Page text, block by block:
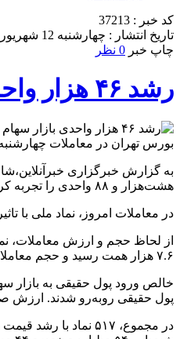
کد خبر : 37213
تاریخ انتشار : چهارشنبه 12 شهریور 1404 - 17:31
چاپ خبر 0 نظر
رشد ۴۶ هزار واحدی بازار سهام
بورس تهران در معاملات چهارشنبه ۱۲ شهریور با رشد قابل توجه همراه شد؛ شاخص کل بیش از ۴۶ هزار واحد افزایش یافت و دوباره به کانال دو میلیون و ۵۰۰ هزار واحدی
هشت‌هزار و ۸۸ واحدی را تجربه کرد و به رقم ۷۷۳ هزار واحد دست یافت.
در معاملات امروز، نماد ملی با
۷.۶ هزار همت رسید و حجم معاملات امروز به ۵۶.۳ همت رسید که سهم معاملات خرد ۵.۷ همت بود.
پول حقیقی روبه‌رو شدند. ارزش صفوف خرید امروز ۹۴۰ میلیارد و